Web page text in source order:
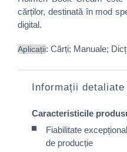
cărților, destinată în mod
digital.
Aplicații: Cărți; Manuale;
Informații detaliate
Caracteristicile
Fiabilitate
de producție